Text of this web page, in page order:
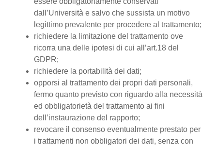
dall’Università e salvo che sussista un motivo
legittimo prevalente per procedere al trattamento;
richiedere la limitazione del trattamento ove
ricorra una delle ipotesi di cui all’art.18 del
GDPR;
richiedere la portabilità dei dati;
opporsi al trattamento dei propri dati personali,
fermo quanto previsto con riguardo alla necessità
ed obbligatorietà del trattamento ai fini
dell’instaurazione del rapporto;
revocare il consenso eventualmente prestato per
i trattamenti non obbligatori dei dati, senza con